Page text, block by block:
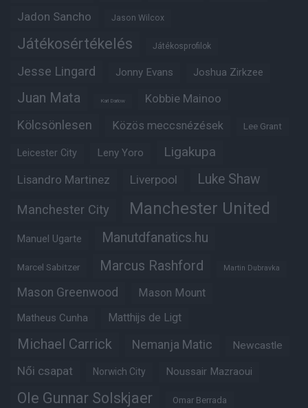
Jadon Sancho Jason Wilcox
Játékosértékelés Játékosprofilok
Jesse Lingard Jonny Evans Joshua Zirkzee
Juan Mata Karl Darlow Kobbie Mainoo
Kölcsönlesen Közös meccsnézések Lee Grant
Leicester City Leny Yoro Ligakupa
Lisandro Martinez Liverpool Luke Shaw
Manchester City Manchester United
Manuel Ugarte Manutdfanatics.hu
Marcel Sabitzer Marcus Rashford Martin Dubravka
Mason Greenwood Mason Mount
Matheus Cunha Matthijs de Ligt
Michael Carrick Nemanja Matic Newcastle
Női csapat Norwich City Noussair Mazraoui
Ole Gunnar Solskjaer Omar Berrada